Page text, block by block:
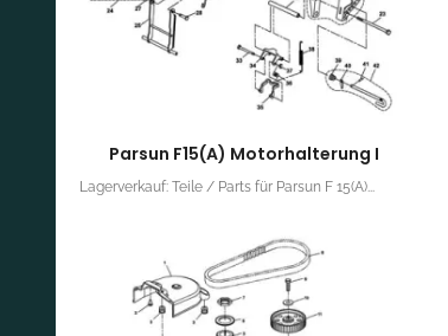
Parsun F15(A) Motorhalterung I
Lagerverkauf: Teile / Parts für Parsun F 15(A)...